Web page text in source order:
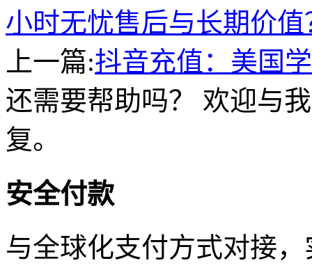
小时无忧售后与长期价值
上一篇:抖音充值：美国
还需要帮助吗？ 欢迎与
复。
安全付款
与全球化支付方式对接